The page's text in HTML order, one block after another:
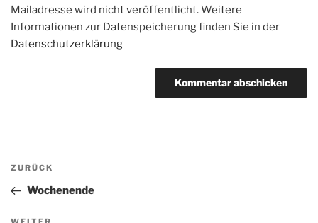
Mailadresse wird nicht veröffentlicht. Weitere
Informationen zur Datenspeicherung finden Sie in der
Datenschutzerklärung
Beitragsnavigation
Vorheriger
Beitrag
ZURÜCK
Wochenende